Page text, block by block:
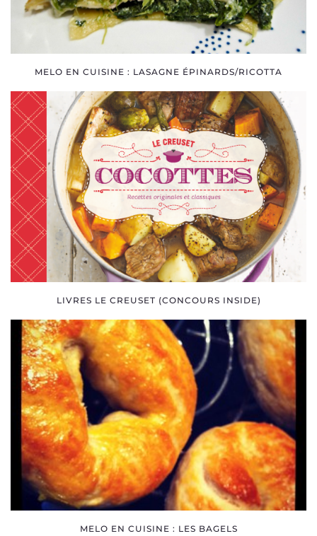
MELO EN CUISINE : LASAGNE ÉPINARDS/RICOTTA
LIVRES LE CREUSET (CONCOURS INSIDE)
MELO EN CUISINE : LES BAGELS